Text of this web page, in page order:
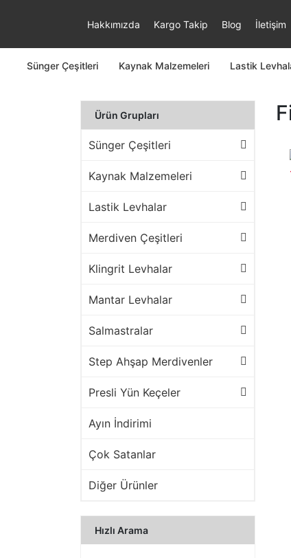
Hakkımızda Kargo Takip Blog İletişim
Sünger Çeşitleri Kaynak Malzemeleri Lastik
Ürün Grupları
Sünger Çeşitleri
Kaynak Malzemeleri
Lastik Levhalar
Merdiven Çeşitleri
Klingrit Levhalar
Mantar Levhalar
Salmastralar
Step Ahşap Merdivenler
Presli Yün Keçeler
Ayın İndirimi
Çok Satanlar
Diğer Ürünler
Hızlı Arama